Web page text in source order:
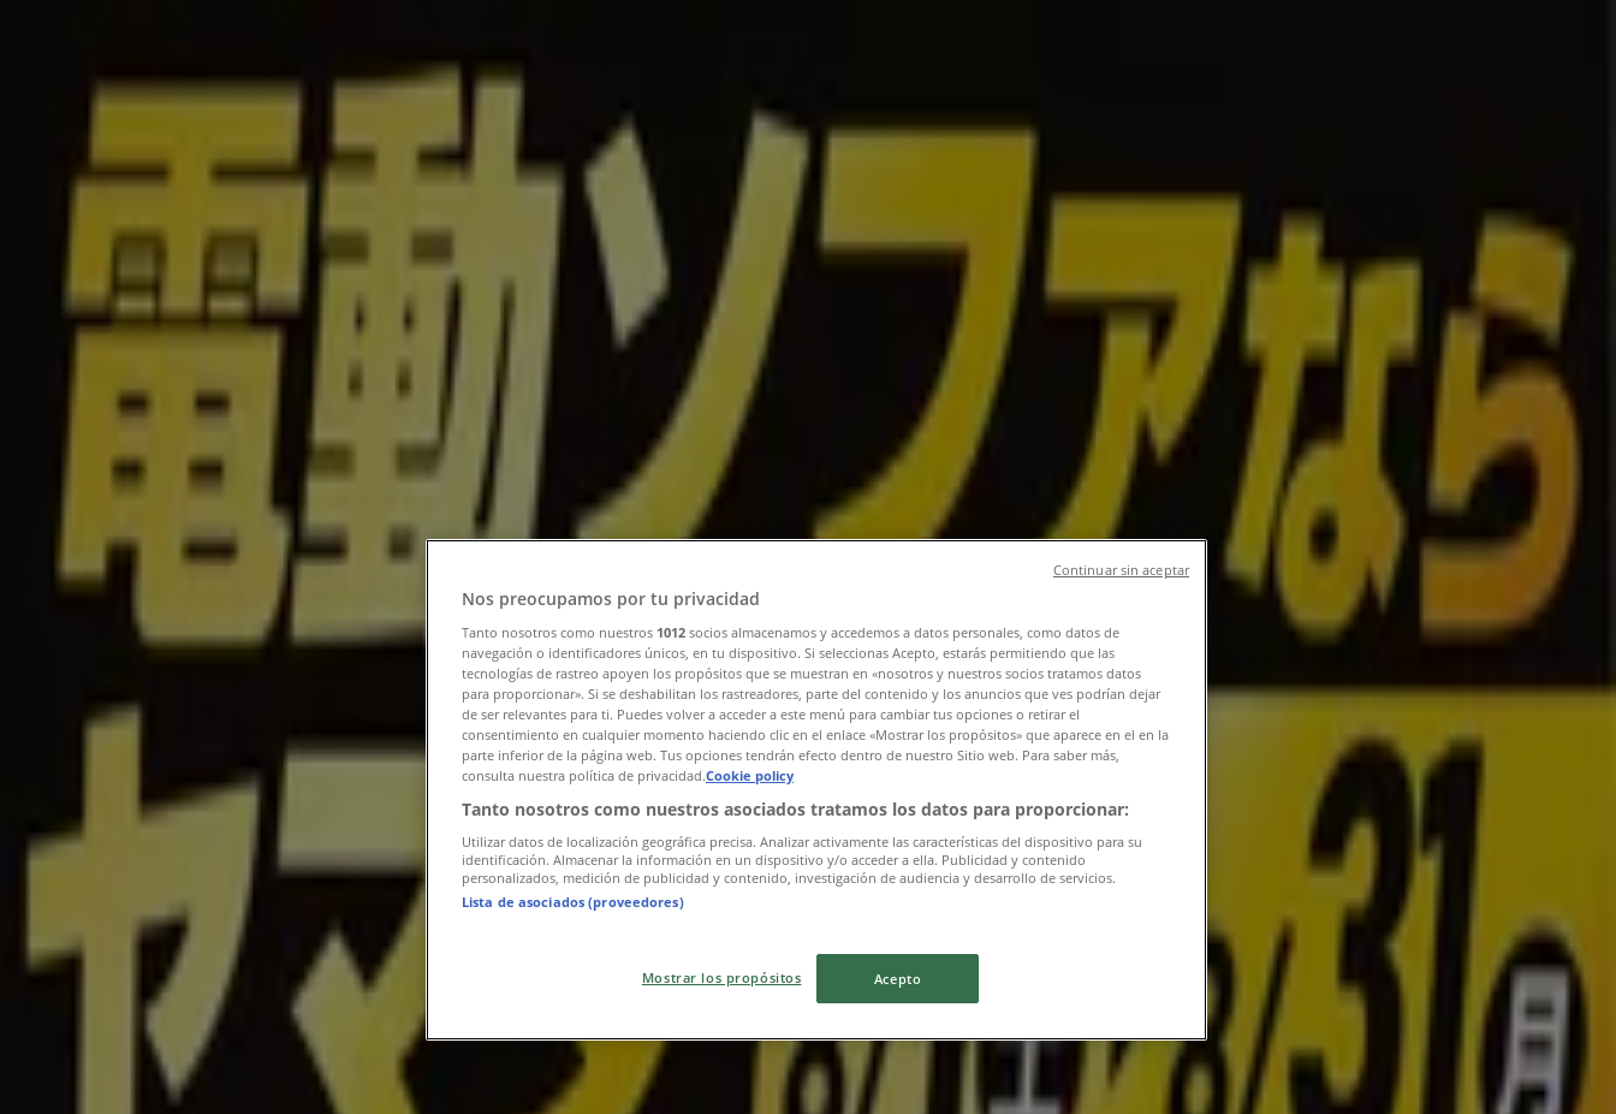
あなたはここにいる：
スーパーマーケット ホームセンター&ペット ドラッグストア家電 レストラン カラオケ & エンターテイメントスポーツ おもちゃ&子供向け商品 車&モーターバイク
新宿区のニコン：チラシ、クーポンやセール情報
フォローするとお得な情報が手に入る
家電の新宿区チラシ»
新宿区 の ニコン のオファーをさっと確認する
カテゴリー: 家電
広告
Nos preocupamos por tu privacidad
Tanto nosotros como nuestros 1012 socios almacenamos y accedemos a datos personales, como datos de
navegación o identificadores únicos, en tu dispositivo. Si seleccionas Acepto, estarás permitiendo que las
tecnologías de rastreo apoyen los propósitos que se muestran en «nosotros y nuestros socios tratamos datos
para proporcionar». Si se deshabilitan los rastreadores, parte del contenido y los anuncios que ves podrían dejar
de ser relevantes para ti. Puedes volver a acceder a este menú para cambiar tus opciones o retirar el
consentimiento en cualquier momento haciendo clic en el enlace «Mostrar los propósitos» que aparece en el en la
parte inferior de la página web. Tus opciones tendrán efecto dentro de nuestro Sitio web. Para saber más,
consulta nuestra política de privacidad.Cookie policy
Tanto nosotros como nuestros asociados tratamos los datos para proporcionar:
Utilizar datos de localización geográfica precisa. Analizar activamente las características del dispositivo para su
identificación. Almacenar la información en un dispositivo y/o acceder a ella. Publicidad y contenido
personalizados, medición de publicidad y contenido, investigación de audiencia y desarrollo de servicios.
Lista de asociados (proveedores)
Mostrar los propósitos Acepto
Continuar sin aceptar